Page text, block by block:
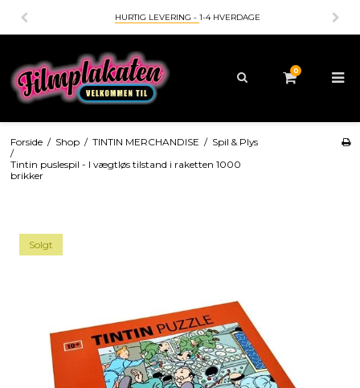
HURTIG LEVERING - 1-4 HVERDAGE
0
Forside / Shop / TINTIN MERCHANDISE / Spil & Plys
/
Tintin puslespil - I vægtløs tilstand i raketten 1000
brikker
Solgt